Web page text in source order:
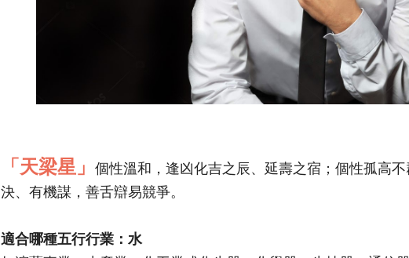
「天梁星」
個性溫和，逢凶化吉之辰、延壽之宿；個性孤高
決、有機謀，善舌辯易競爭。
適合哪種五行行業：水